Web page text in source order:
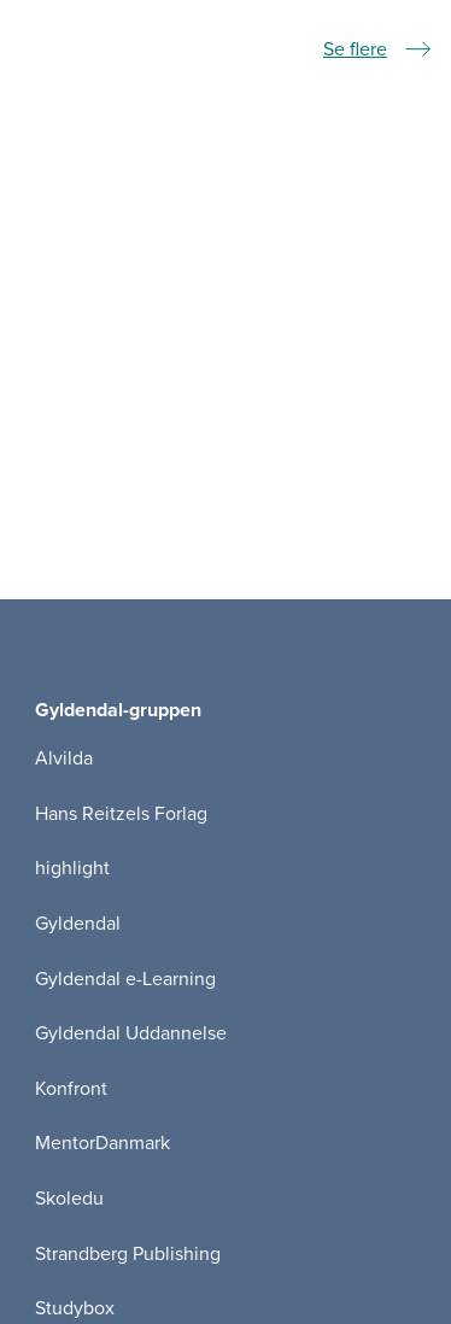
Se flere
Samme serie
Gyldendal-gruppen
Alvilda
Hans Reitzels Forlag
highlight
Gyldendal
Gyldendal e-Learning
Gyldendal Uddannelse
Konfront
MentorDanmark
Skoledu
Strandberg Publishing
Studybox